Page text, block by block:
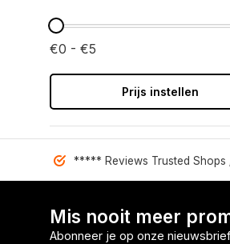
€0 - €5
Prijs instellen
***** Reviews Trusted Shops
Mis nooit meer
Abonneer je op onze